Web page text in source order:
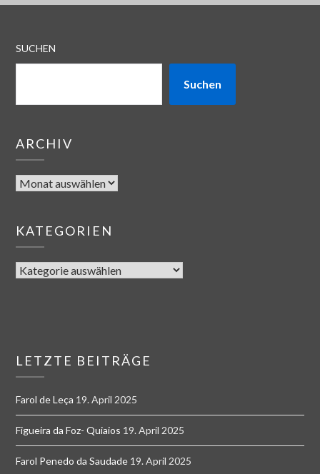
SUCHEN
Suchen
ARCHIV
KATEGORIEN
LETZTE BEITRÄGE
Farol de Leça 19. April 2025
Figueira da Foz- Quiaios 19. April 2025
Farol Penedo da Saudade 19. April 2025